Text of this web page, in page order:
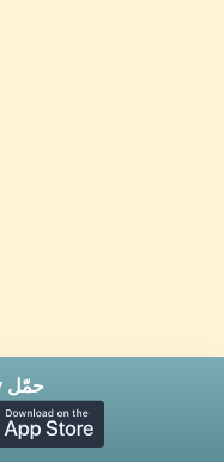
حمّل Professory الآن